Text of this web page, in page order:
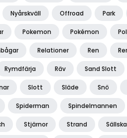
Nyårskväll Offroad Park
Pokemon Pokémon
Relationer Ren
Rymdfärja Räv Sand Slott
Slott Släde Snö
Spiderman Spindelmannen
Stjärnor Strand